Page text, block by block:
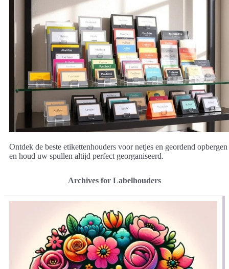
Ontdek de beste etikettenhouders voor netjes en geordend opbergen
en houd uw spullen altijd perfect georganiseerd.
Archives for Labelhouders